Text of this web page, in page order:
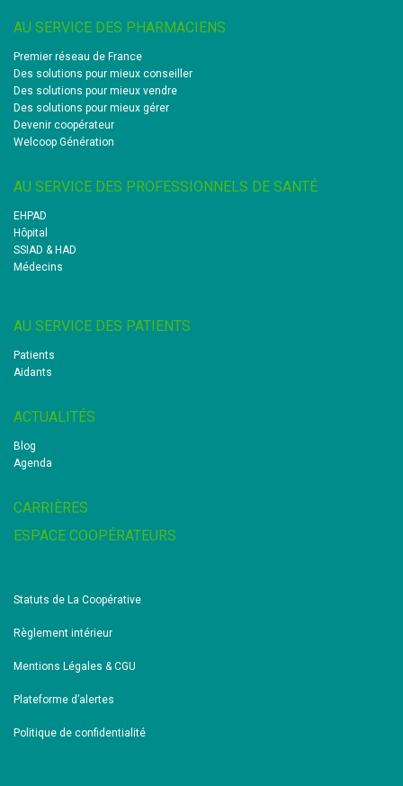
AU SERVICE DES PHARMACIENS
Premier réseau de France
Des solutions pour mieux conseiller
Des solutions pour mieux vendre
Des solutions pour mieux gérer
Devenir coopérateur
Welcoop Génération
AU SERVICE DES PROFESSIONNELS DE SANTÉ
EHPAD
Hôpital
SSIAD & HAD
Médecins
AU SERVICE DES PATIENTS
Patients
Aidants
ACTUALITÉS
Blog
Agenda
CARRIÈRES
ESPACE COOPÉRATEURS
Statuts de La Coopérative
Règlement intérieur
Mentions Légales & CGU
Plateforme d’alertes
Politique de confidentialité